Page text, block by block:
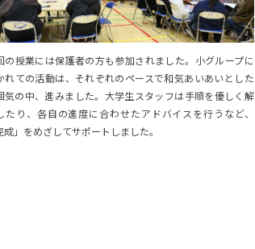
の授業には保護者の方も参加されました。小グループに
れての活動は、それぞれのペースで和気あいあいとした
気の中、進みました。大学生スタッフは手順を優しく解
たり、各自の進度に合わせたアドバイスを行うなど、
成」をめざしてサポートしました。